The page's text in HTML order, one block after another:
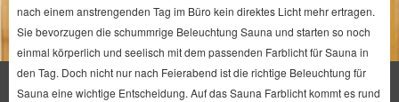
nach einem anstrengenden Tag im Büro kein direktes Licht mehr ertragen.
Sie bevorzugen die schummrige Beleuchtung Sauna und starten so noch
einmal körperlich und seelisch mit dem passenden Farblicht für Sauna in
den Tag. Doch nicht nur nach Feierabend ist die richtige Beleuchtung für
Sauna eine wichtige Entscheidung. Auf das Sauna Farblicht kommt es rund